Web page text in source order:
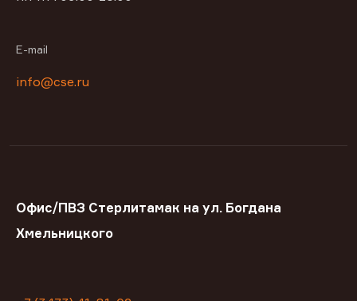
E-mail
info@cse.ru
Офис/ПВЗ Стерлитамак на ул. Богдана
Хмельницкого